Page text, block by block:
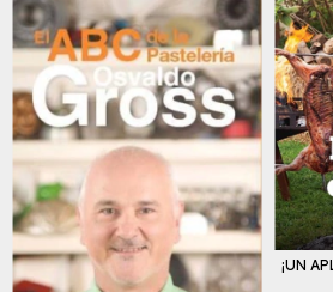
¡UN